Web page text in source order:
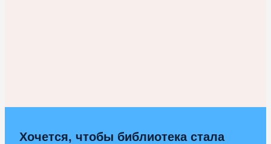
Хочется, чтобы библиотека стала